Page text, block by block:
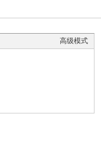
高级模式